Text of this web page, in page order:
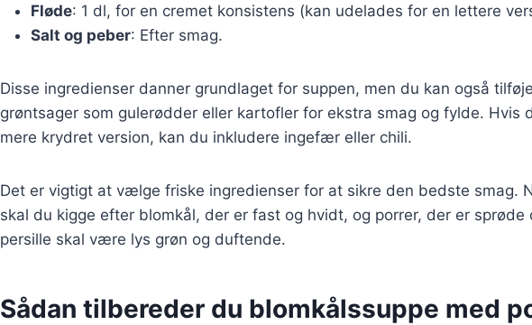
Fløde: 1 dl, for en cremet konsistens (kan udelades for en lettere
Salt og peber: Efter smag.
Disse ingredienser danner grundlaget for suppen, men du kan også
grøntsager som gulerødder eller kartofler for ekstra smag og fylde. Hvis
mere krydret version, kan du inkludere ingefær eller chili.
Det er vigtigt at vælge friske ingredienser for at sikre den bedste smag.
skal du kigge efter blomkål, der er fast og hvidt, og porrer, der er sprøde
persille skal være lys grøn og duftende.
Sådan tilbereder du blomkålssuppe med